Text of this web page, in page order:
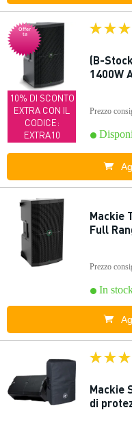
Offer
ta
10% DI SCONTO
EXTRA CON IL
CODICE:
EXTRA10
(B-
1400W
Prezzo
Mackie
Full
Prezzo
In
Mackie
di